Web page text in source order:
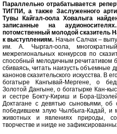
Параллельно отрабатывается
ТИГПИ, а также Заслуженного
Тувы Кайгал-оола Ховалыга
записанные на
потомственный молодой сказитель
к выступлениям. Начын Салчак –
им. А. Чыргал-оола,
межрегиональных конкурсов по
способный мелодичным речитативом
сбиваясь, читать наизусть объемные
канонов сказительского искусства. В
богатыре Кангывай-Мергене, о
Золотой Дангыне, о богатырке Кан-
и сестре Бокту-Кириш и Бора-
Доктагане с девятью сыновьями, об
победившем злую Чылбыга-Кадай, и
животных и явлениях природы,
творчестве и нигде не